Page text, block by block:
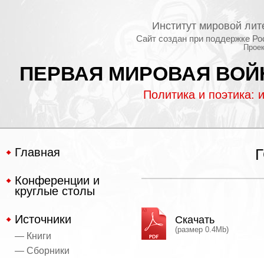
Институт мировой
Сайт создан при поддержке
ПЕРВАЯ МИРОВАЯ
Политика и поэтика:
Главная
Конференции и
круглые столы
Источники
— Книги
— Сборники
Скачать
(размер 0.4Mb)